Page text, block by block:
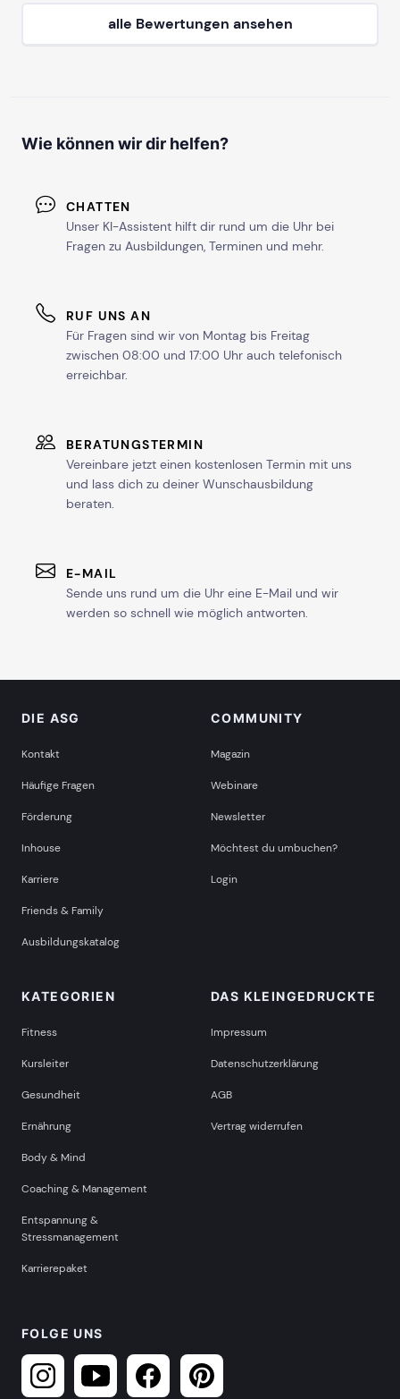
alle Bewertungen ansehen
Wie können wir dir helfen?
CHATTEN
Unser KI-Assistent hilft dir rund um die Uhr bei
Fragen zu Ausbildungen, Terminen und mehr.
RUF UNS AN
Für Fragen sind wir von Montag bis Freitag
zwischen 08:00 und 17:00 Uhr auch telefonisch
erreichbar.
BERATUNGSTERMIN
Vereinbare jetzt einen kostenlosen Termin mit uns
und lass dich zu deiner Wunschausbildung
beraten.
E-MAIL
Sende uns rund um die Uhr eine E-Mail und wir
werden so schnell wie möglich antworten.
DIE ASG
Kontakt
Häufige Fragen
Förderung
Inhouse
Karriere
Friends & Family
Ausbildungskatalog
COMMUNITY
Magazin
Webinare
Newsletter
Möchtest du umbuchen?
Login
KATEGORIEN
Fitness
Kursleiter
Gesundheit
Ernährung
Body & Mind
Coaching & Management
Entspannung &
Stressmanagement
Karrierepaket
DAS KLEINGEDRUCKTE
Impressum
Datenschutzerklärung
AGB
Vertrag widerrufen
FOLGE UNS